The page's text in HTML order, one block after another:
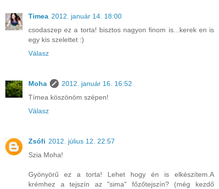
Timea 2012. január 14. 18:00
csodaszep ez a torta! bisztos nagyon finom is...kerek en is
egy kis szelettet :)
Válasz
Moha
2012. január 16. 16:52
Tímea köszönöm szépen!
Válasz
Zsófi 2012. július 12. 22:57
Szia Moha!
Gyönyörű ez a torta! Lehet hogy én is elkészítem.A
krémhez a tejszín az "sima" főzőtejszín? (még kezdő